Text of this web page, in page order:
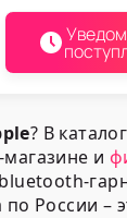
? В
и
России –